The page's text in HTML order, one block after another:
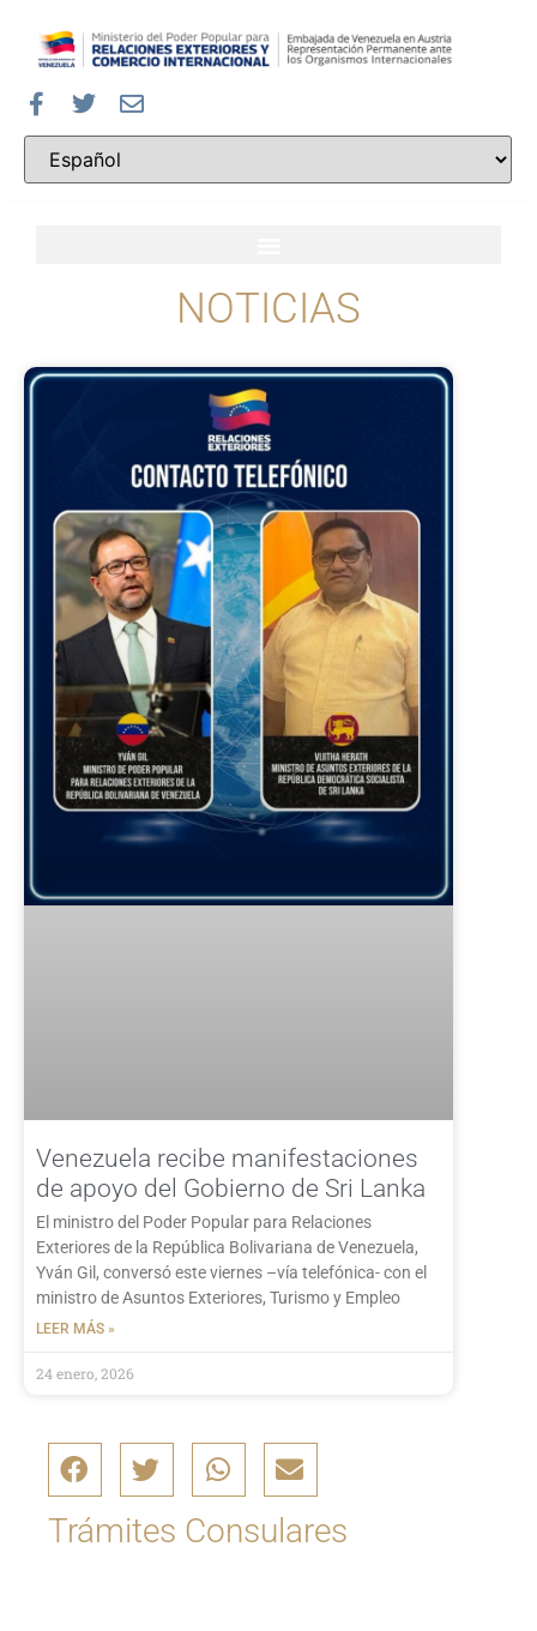
NOTICIAS
Venezuela recibe manifestaciones
de apoyo del Gobierno de Sri Lanka
El ministro del Poder Popular para Relaciones
Exteriores de la República Bolivariana de Venezuela,
Yván Gil, conversó este viernes –vía telefónica- con el
ministro de Asuntos Exteriores, Turismo y Empleo
LEER MÁS »
24 enero, 2026
Trámites Consulares